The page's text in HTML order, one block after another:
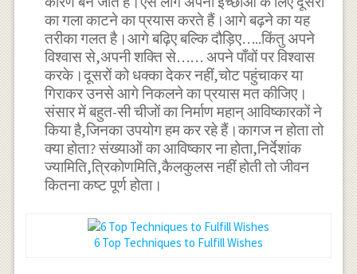
का गला काटने का प्रयास करते हैं।आगे बढ़ने का यह
तरीका गलत है।आगे बढ़िए बल्कि दौड़िए…..किंतु अपने
विश्वास से,अपनी शक्ति से…… अपने पाँवों पर विश्वास
करके।दूसरों को धक्का देकर नहीं,चोट पहुंचाकर या
गिराकर उनसे आगे निकलने का प्रयास मत कीजिए।
संसार में बहुत-सी चीजों का निर्माण महान् आविष्कारकों ने
किया है,जिनका उपयोग हम कर रहे हैं।कागज न होता तो
क्या होता? संख्याओं का आविष्कार ना होता,निर्देशांक
ज्यामिति,त्रिकोणमिति,कैलकुलस नहीं होती तो जीवन
कितना कष्ट पूर्ण होता।
6 Top Techniques to Fulfill Wishes